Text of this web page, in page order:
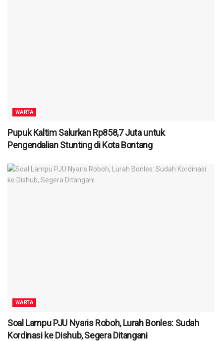
WARTA
Pupuk Kaltim Salurkan Rp858,7 Juta untuk
Pengendalian Stunting di Kota Bontang
WARTA
Soal Lampu PJU Nyaris Roboh, Lurah Bonles: Sudah
Kordinasi ke Dishub, Segera Ditangani